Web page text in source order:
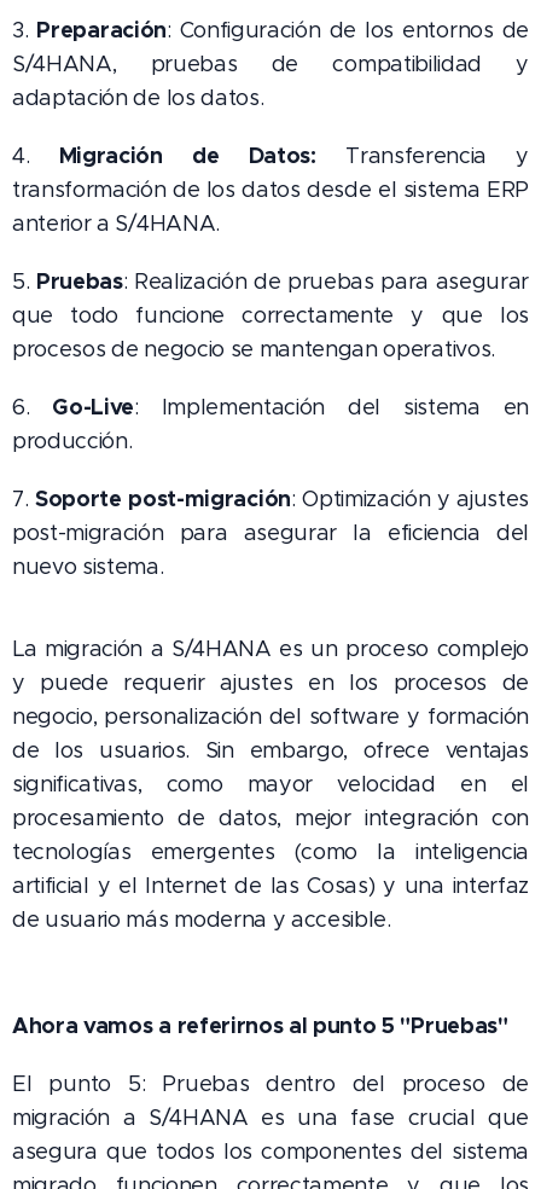
3. Preparación: Configuración de los entornos de
S/4HANA, pruebas de compatibilidad y
adaptación de los datos.
4. Migración de Datos: Transferencia y
transformación de los datos desde el sistema ERP
anterior a S/4HANA.
5. Pruebas: Realización de pruebas para asegurar
que todo funcione correctamente y que los
procesos de negocio se mantengan operativos.
6. Go-Live: Implementación del sistema en
producción.
7. Soporte post-migración: Optimización y ajustes
post-migración para asegurar la eficiencia del
nuevo sistema.
La migración a S/4HANA es un proceso complejo
y puede requerir ajustes en los procesos de
negocio, personalización del software y formación
de los usuarios. Sin embargo, ofrece ventajas
significativas, como mayor velocidad en el
procesamiento de datos, mejor integración con
tecnologías emergentes (como la inteligencia
artificial y el Internet de las Cosas) y una interfaz
de usuario más moderna y accesible.
Ahora vamos a referirnos al punto 5 "Pruebas"
El punto 5: Pruebas dentro del proceso de
migración a S/4HANA es una fase crucial que
asegura que todos los componentes del sistema